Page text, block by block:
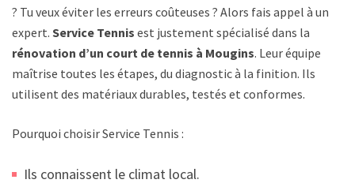
? Tu veux éviter les erreurs coûteuses ? Alors fais appel à un
expert. Service Tennis est justement spécialisé dans la
rénovation d’un court de tennis à Mougins. Leur équipe
maîtrise toutes les étapes, du diagnostic à la finition. Ils
utilisent des matériaux durables, testés et conformes.
Pourquoi choisir Service Tennis :
Ils connaissent le climat local.